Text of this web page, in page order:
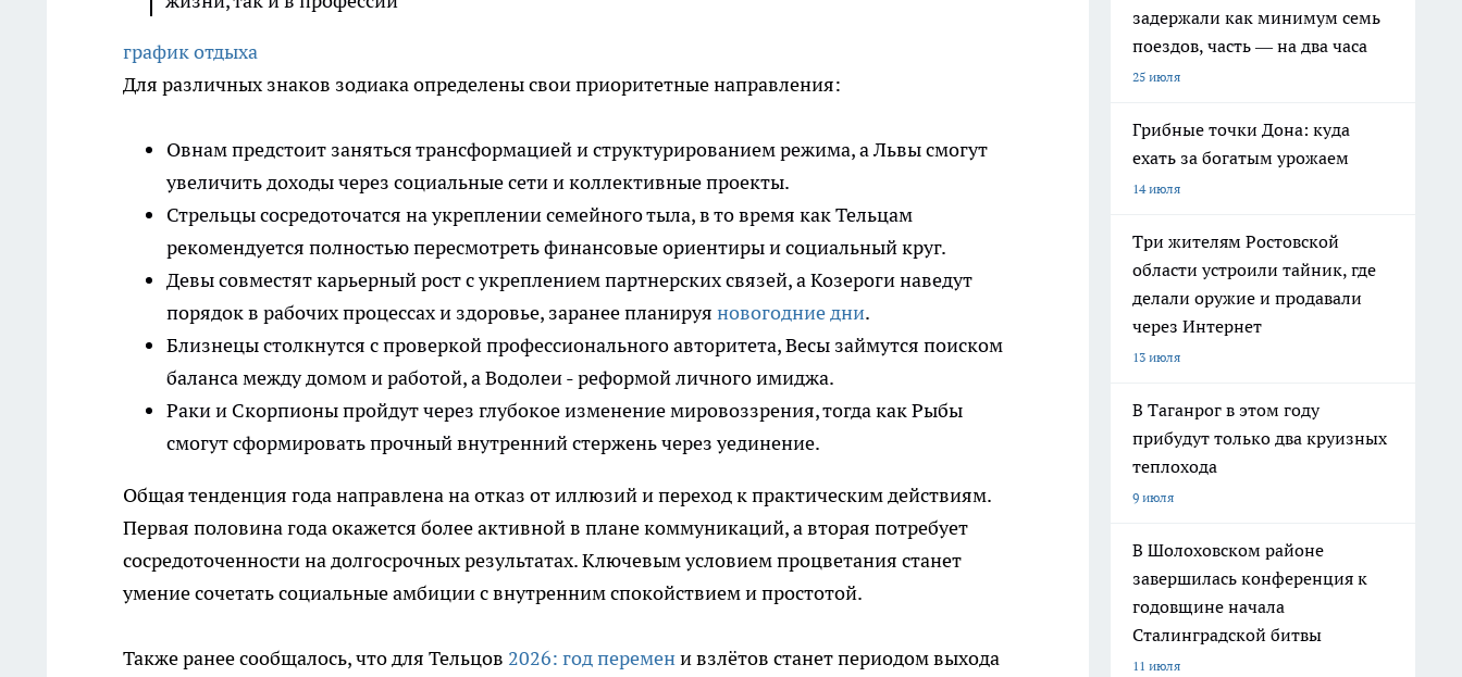
график отдыха
Для различных знаков зодиака определены свои приоритетные направления:
Овнам предстоит заняться трансформацией и структурированием режима, а Львы смогут
увеличить доходы через социальные сети и коллективные проекты.
Стрельцы сосредоточатся на укреплении семейного тыла, в то время как Тельцам
рекомендуется полностью пересмотреть финансовые ориентиры и социальный круг.
Девы совместят карьерный рост с укреплением партнерских связей, а Козероги наведут
порядок в рабочих процессах и здоровье, заранее планируя новогодние дни.
Близнецы столкнутся с проверкой профессионального авторитета, Весы займутся поиском
баланса между домом и работой, а Водолеи - реформой личного имиджа.
Раки и Скорпионы пройдут через глубокое изменение мировоззрения, тогда как Рыбы
смогут сформировать прочный внутренний стержень через уединение.
Общая тенденция года направлена на отказ от иллюзий и переход к практическим действиям.
Первая половина года окажется более активной в плане коммуникаций, а вторая потребует
сосредоточенности на долгосрочных результатах. Ключевым условием процветания станет
умение сочетать социальные амбиции с внутренним спокойствием и простотой.
Также ранее сообщалось, что для Тельцов 2026: год перемени взлётов станет периодом выхода
задержали как минимум семь
поездов, часть — на два часа
25 июля
Грибные точки Дона: куда
ехать за богатым урожаем
14 июля
Три жителям Ростовской
области устроили тайник, где
делали оружие и продавали
через Интернет
13 июля
В Таганрог в этом году
прибудут только два круизных
теплохода
9 июля
В Шолоховском районе
завершилась конференция к
годовщине начала
Сталинградской битвы
11 июля